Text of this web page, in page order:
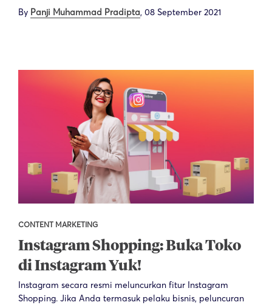
By Panji Muhammad Pradipta, 08 September 2021
CONTENT MARKETING
Instagram Shopping: Buka Toko
di Instagram Yuk!
Instagram secara resmi meluncurkan fitur Instagram
Shopping. Jika Anda termasuk pelaku bisnis, peluncuran